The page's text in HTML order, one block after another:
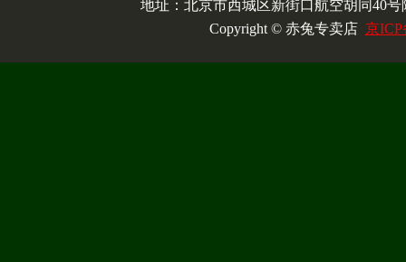
地址：北京市西城区新街口航空胡同40
Copyright © 赤兔专卖店 京ICP